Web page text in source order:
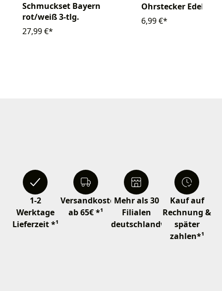
Schmuckset Bayern
rot/weiß 3-tlg.
27,99 €*
Ohrstecker
6,99 €*
1-2
Werktage
Lieferzeit *¹
Versandkostenfrei
ab 65€ *¹
Mehr als 30
Filialen
deutschlandweit
Kauf auf
Rechnung &
später
zahlen*¹